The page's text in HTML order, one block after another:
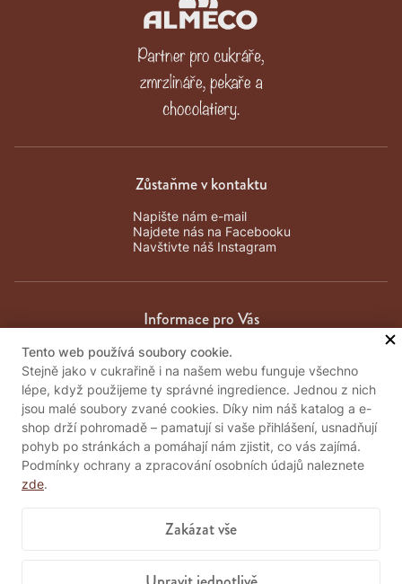
Zůstaňme v kontaktu
Napište nám e-mail
Najdete nás na Facebooku
Navštivte náš Instagram
Informace pro Vás
Obchodní podmínky
Zpracování osobních údajů
Kontakty
Důležité informace
Položit dotaz
Tento web používá soubory cookie.
Stejně jako v cukrařině i na našem webu funguje všechno
lépe, když použijeme ty správné ingredience. Jednou z nich
jsou malé soubory zvané cookies. Díky nim náš katalog a e-
shop drží pohromadě – pamatují si vaše přihlášení, usnadňují
pohyb po stránkách a pomáhají nám zjistit, co vás zajímá.
Podmínky ochrany a zpracování osobních údajů naleznete
zde.
Zakázat vše